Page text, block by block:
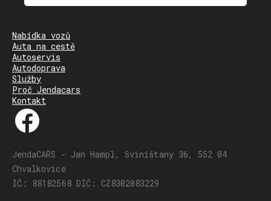
Nabídka vozů
Auta na cestě
Autoservis
Autodoprava
Služby
Proč Jendacars
Kontakt
JendaCARS - Jan Hampl, Sviništany 36, 552 04
Chvalkovice
IČ: 88182568 DIČ: CZ8302083229